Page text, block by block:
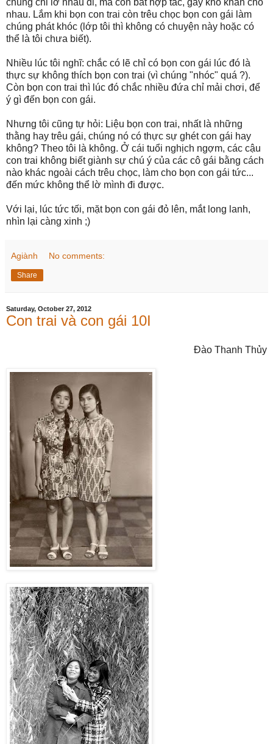
chúng chỉ lờ nhau đi, mà còn bất hợp tác, gây khó khăn cho
nhau. Lắm khi bọn con trai còn trêu chọc bọn con gái làm
chúng phát khóc (lớp tôi thì không có chuyện này hoặc có
thể là tôi chưa biết).
Nhiều lúc tôi nghĩ: chắc có lẽ chỉ có bọn con gái lúc đó là
thực sự không thích bọn con trai (vì chúng "nhóc" quá ?).
Còn bọn con trai thì lúc đó chắc nhiều đứa chỉ mải chơi, để
ý gì đến bọn con gái.
Nhưng tôi cũng tự hỏi: Liệu bọn con trai, nhất là những
thằng hay trêu gái, chúng nó có thực sự ghét con gái hay
không? Theo tôi là không. Ở cái tuổi nghịch ngợm, các cậu
con trai không biết giành sự chú ý của các cô gái bằng cách
nào khác ngoài cách trêu chọc, làm cho bọn con gái tức...
đến mức không thể lờ mình đi được.
Với lại, lúc tức tối, mặt bọn con gái đỏ lên, mắt long lanh,
nhìn lại càng xinh ;)
Agiành No comments:
Share
Saturday, October 27, 2012
Con trai và con gái 10I
Đào Thanh Thủy